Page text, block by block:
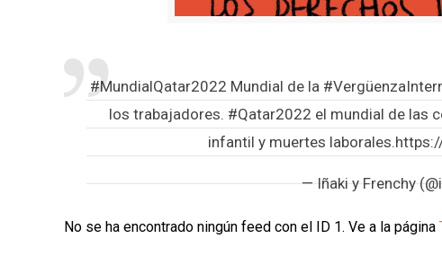
#MundialQatar2022 Mundial de la
los trabajadores. #Qatar2022 el mundial de las
infantil y muertes laborales.
— Iñaki y Frenchy
No se ha encontrado ningún feed con el ID 1. Ve a la página